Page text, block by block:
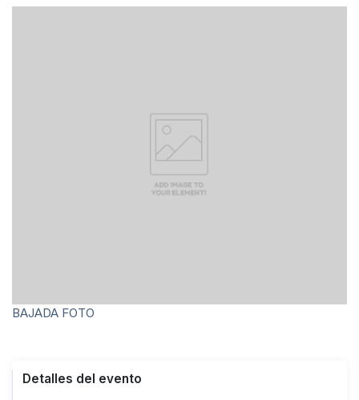
BAJADA FOTO
Detalles del evento